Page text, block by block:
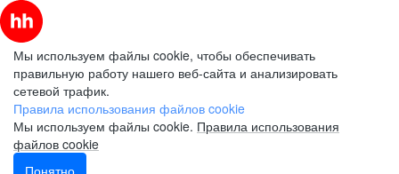
Мы используем файлы cookie, чтобы обеспечивать
правильную работу нашего веб-сайта и анализировать
сетевой трафик.
Правила использования файлов cookie
Мы используем файлы cookie. Правила использования
файлов cookie
Понятно